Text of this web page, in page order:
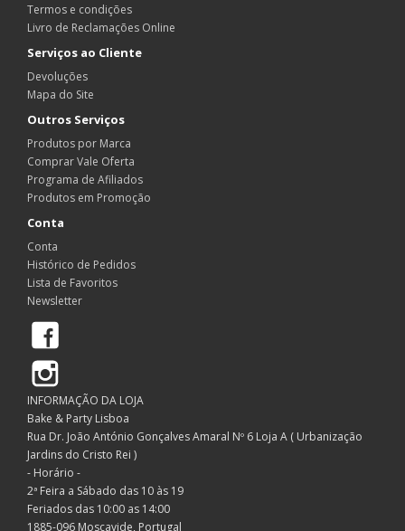
Termos e condições
Livro de Reclamações Online
Serviços ao Cliente
Devoluções
Mapa do Site
Outros Serviços
Produtos por Marca
Comprar Vale Oferta
Programa de Afiliados
Produtos em Promoção
Conta
Conta
Histórico de Pedidos
Lista de Favoritos
Newsletter
INFORMAÇÃO DA LOJA
Bake & Party Lisboa
Rua Dr. João António Gonçalves Amaral Nº 6 Loja A ( Urbanização
Jardins do Cristo Rei )
- Horário -
2ª Feira a Sábado das 10 às 19
Feriados das 10:00 as 14:00
1885-096 Moscavide, Portugal